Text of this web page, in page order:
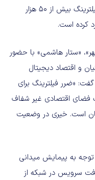
به‌گفته وزیر ارتباطات و فناوری اطلاعات، فیلترینگ بیش از ۵۰ هزار
کرده است.
«ستار هاشمی» با حضور
و اقتصاد دیجیتال
«ضرر فیلترینگ برای
همت است. یک فضای اقتصادی غیر شفاف
است. خیری در وضعیت
توجه به پیمایش میدانی
دریافت سرویس در شبکه از